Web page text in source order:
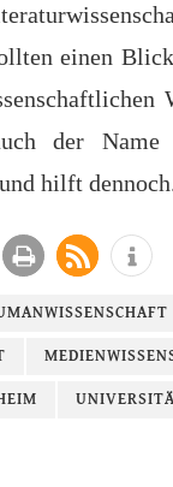
einen
der Name
hilft